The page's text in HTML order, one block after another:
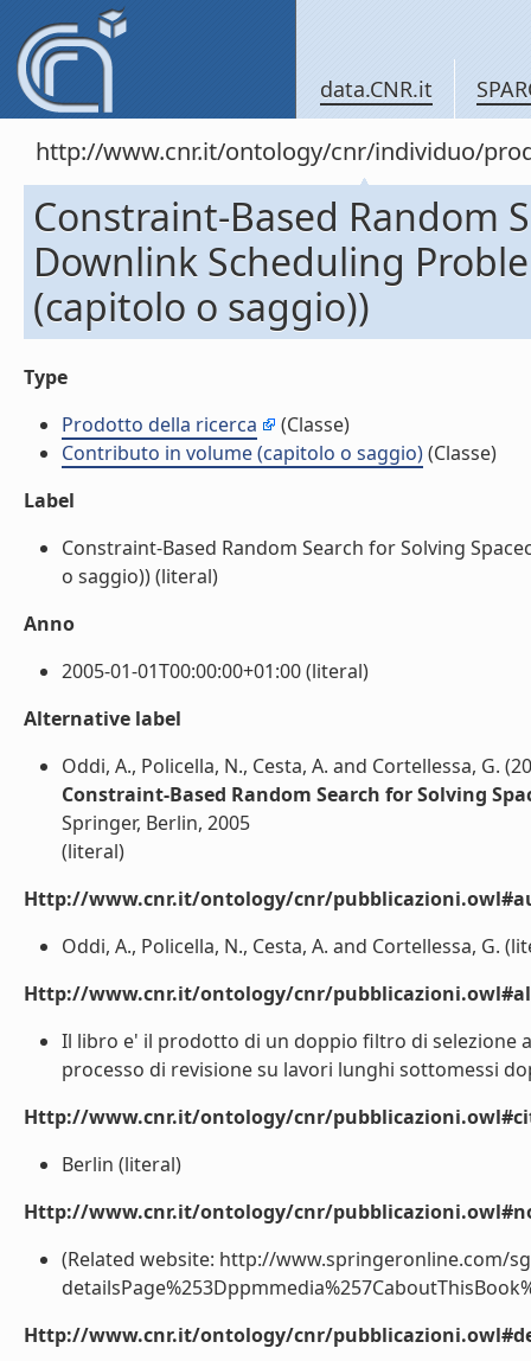
data.CNR.it
http://www.cnr.it/ontology/cnr/individuo/
Constraint-Based Random
Downlink Scheduling
(capitolo o saggio))
Type
Prodotto della ricerca
(Classe)
Contributo in volume (capitolo o saggio)(Classe)
Label
Constraint-Based Random Search for Solving
o saggio)) (literal)
Anno
2005-01-01T00:00:00+01:00 (literal)
Alternative label
Oddi, A., Policella, N., Cesta, A. and Cortellessa, G.
Constraint-Based Random Search for Solving
Springer, Berlin, 2005
(literal)
Http://www.cnr.it/ontology/cnr/
Oddi, A., Policella, N., Cesta, A. and Cortellessa, G.
Http://www.cnr.it/ontology/cnr/
Il libro e' il prodotto di un doppio filtro di selezione
processo di revisione su lavori lunghi sottomessi
Http://www.cnr.it/ontology/cnr/
Berlin (literal)
Http://www.cnr.it/ontology/cnr/
(Related website: http://www.springeronline.com/
Http://www.cnr.it/ontology/cnr/